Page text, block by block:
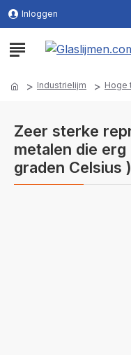
Inloggen
Industrielijm Hoge
Zeer sterke
metalen die
graden Celsius )